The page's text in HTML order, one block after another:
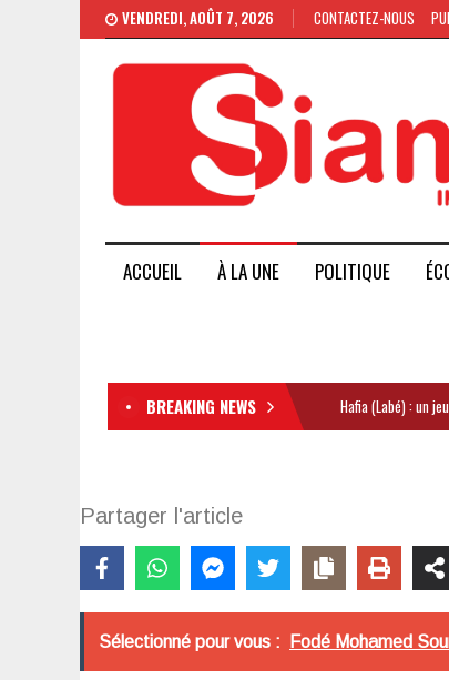
VENDREDI, AOÛT 7, 2026 CONTACTEZ-NOUS
ACCUEIL À LA UNE POLITIQUE
BREAKING NEWS Hafia (Labé) : un
Partager l'article
Sélectionné pour vous : Fodé Mohamed